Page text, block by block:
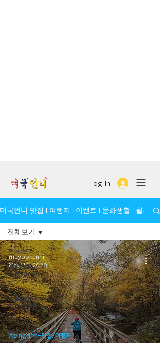
Log In
미국언니 맛집 l 여행지 l 이벤트 l 문화생활 l 월간 모
전체보기
Abingdon-
맛집/여행
지
alamogordo-
맛집/여행
지
Anchorage-
맛집/여행
전체보기
Abingdon-맛집/여행지
megookunni
Nov 12, 2020